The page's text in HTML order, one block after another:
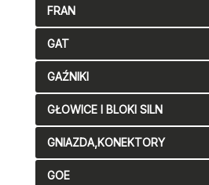
FRAN
GAT
GAŹNIKI
GŁOWICE I BLOKI SILN
GNIAZDA,KONEKTORY
GOE